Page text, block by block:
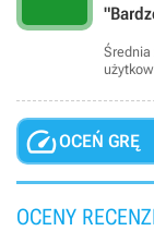
Średnia
OCEŃ GRĘ
OCENY